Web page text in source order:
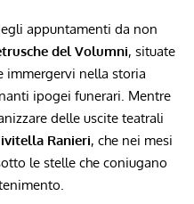
appuntamenti da​ non
del Volumni, situate
immergervi nella storia
ipogei funerari.⁣ Mentre
delle uscite teatrali
Ranieri, che nei‍ mesi
le stelle ⁣che coniugano